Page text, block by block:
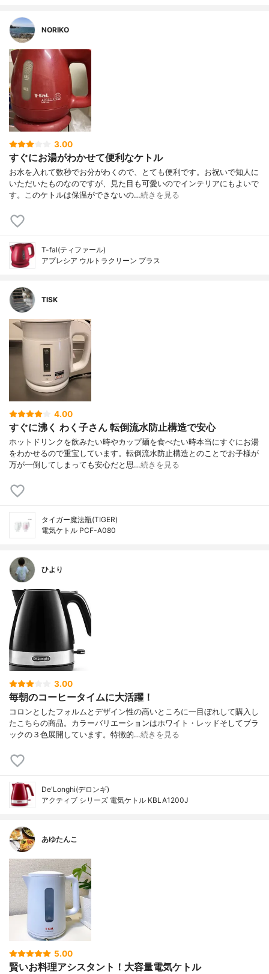
NORIKO
3.00
すぐにお湯がわかせて便利なケトル
お水を入れて数秒でお分がわくので、とても便利です。お祝いで知人に
いただいたものなのですが、見た目も可愛いのでインテリアにもよいで
す。このケトルは保温ができないの…続きを見る
T-fal(ティファール)
アプレシア ウルトラクリーン プラス
TISK
4.00
すぐに沸く わく子さん 転倒流水防止構造で安心
ホットドリンクを飲みたい時やカップ麺を食べたい時本当にすぐにお湯
をわかせるので重宝しています。転倒流水防止構造とのことでお子様が
万が一倒してしまっても安心だと思…続きを見る
タイガー魔法瓶(TIGER)
電気ケトル PCF-A080
ひより
3.00
毎朝のコーヒータイムに大活躍！
コロンとしたフォルムとデザイン性の高いところに一目ぼれして購入し
たこちらの商品。カラーバリエーションはホワイト・レッドそしてブラ
ックの３色展開しています。特徴的…続きを見る
De'Longhi(デロンギ)
アクティブ シリーズ 電気ケトル KBLA1200J
あゆたんこ
5.00
賢いお料理アシスタント！大容量電気ケトル